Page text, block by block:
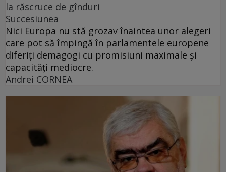
la răscruce de gînduri
Succesiunea
Nici Europa nu stă grozav înaintea unor alegeri
care pot să împingă în parlamentele europene
diferiți demagogi cu promisiuni maximale și
capacități mediocre.
Andrei CORNEA